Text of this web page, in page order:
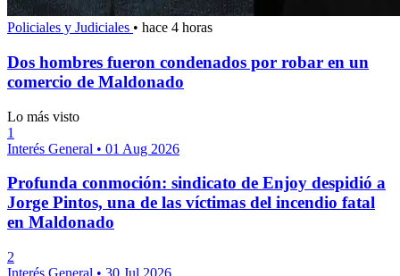
Policiales y Judiciales • hace 4 horas
Dos hombres fueron condenados por robar en un
comercio de Maldonado
Lo más visto
1
Interés General • 01 Aug 2026
Profunda conmoción: sindicato de Enjoy despidió a
Jorge Pintos, una de las víctimas del incendio fatal
en Maldonado
2
Interés General • 30 Jul 2026